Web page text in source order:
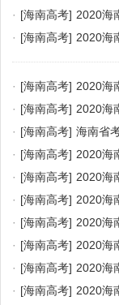
· [海南高考] 2020海
· [海南高考] 2020海
· [海南高考] 2020海
· [海南高考] 2020海
· [海南高考] 海南省
· [海南高考] 2020海
· [海南高考] 2020海
· [海南高考] 2020海
· [海南高考] 2020海
· [海南高考] 2020海
· [海南高考] 2020海
· [海南高考] 2020海